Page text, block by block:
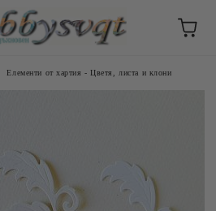
Елементи от хартия - Цветя, листа и клони